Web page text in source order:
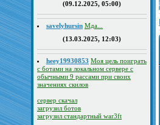
(09.12.2025, 05:00)
savelyhursin Мда...
(13.03.2025, 12:03)
heey19930853 Моя цель поиграть
с ботами на локальном сервере с
обычными 9 рассами при своих
значениях скилов
сервер скачал
загрузил ботов
загрузил стандартный war3ft